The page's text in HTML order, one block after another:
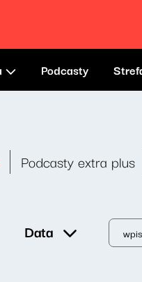
Podcasty
Podcasty extra plus
Data